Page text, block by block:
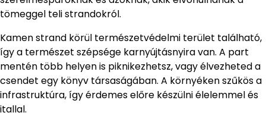
tömeggel teli strandokról.
Kamen strand körül természetvédelmi terület található,
így a természet szépsége karnyújtásnyira van. A part
mentén több helyen is piknikezhetsz, vagy élvezheted a
csendet egy könyv társaságában. A környéken szűkös a
infrastruktúra, így érdemes előre készülni élelemmel és
itallal.